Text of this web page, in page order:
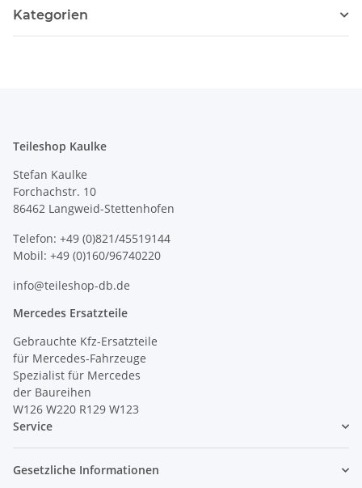
Kategorien
Teileshop Kaulke
Stefan Kaulke
Forchachstr. 10
86462 Langweid-Stettenhofen
Telefon: +49 (0)821/45519144
Mobil: +49 (0)160/96740220
info@teileshop-db.de
Mercedes Ersatzteile
Gebrauchte Kfz-Ersatzteile
für Mercedes-Fahrzeuge
Spezialist für Mercedes
der Baureihen
W126 W220 R129 W123
Service
Gesetzliche Informationen